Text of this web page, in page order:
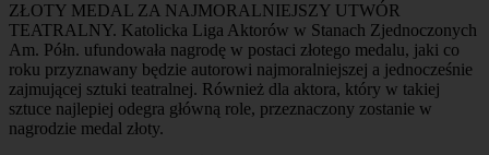
ZŁOTY MEDAL ZA NAJMORALNIEJSZY UTWÓR
TEATRALNY. Katolicka Liga Aktorów w Stanach Zjednoczonych
Am. Półn. ufundowała nagrodę w postaci złotego medalu, jaki co
roku przyznawany będzie autorowi najmoralniejszej a jednocześnie
zajmującej sztuki teatralnej. Również dla aktora, który w takiej
sztuce najlepiej odegra główną role, przeznaczony zostanie w
nagrodzie medal złoty.